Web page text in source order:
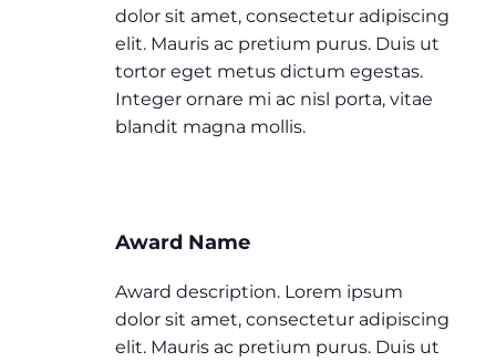
dolor sit amet, consectetur adipiscing
elit. Mauris ac pretium purus. Duis ut
tortor eget metus dictum egestas.
Integer ornare mi ac nisl porta, vitae
blandit magna mollis.
Award Name
Award description. Lorem ipsum
dolor sit amet, consectetur adipiscing
elit. Mauris ac pretium purus. Duis ut